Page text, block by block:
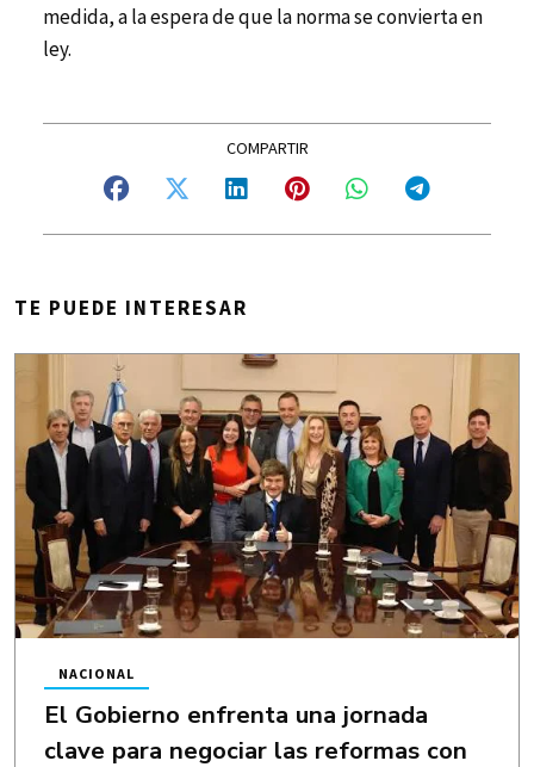
medida, a la espera de que la norma se convierta en
ley.
TE PUEDE INTERESAR
El Gobierno enfrenta una jornada
clave para negociar las reformas con
NACIONAL